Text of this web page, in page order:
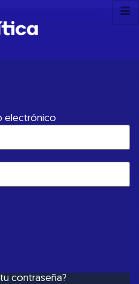
electrónico
contraseña?